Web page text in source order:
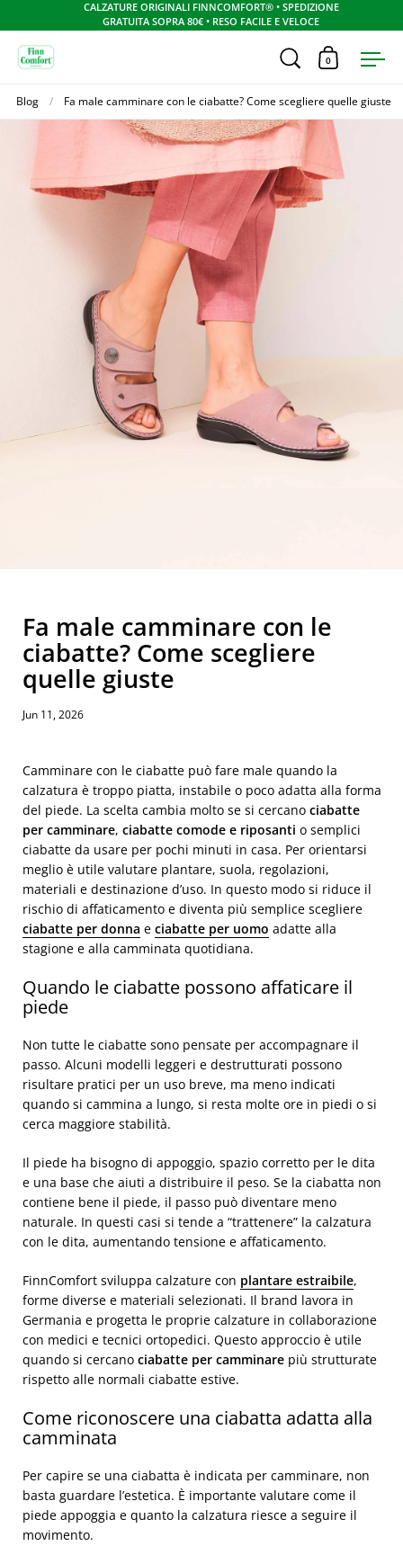
Skip to content
CALZATURE ORIGINALI FINNCOMFORT® • SPEDIZIONE
GRATUITA SOPRA 80€ • RESO FACILE E VELOCE
Apri ricerca
Apri
0
Blog / Fa male camminare con le ciabatte? Come scegliere quelle giuste
Fa male camminare con le
ciabatte? Come scegliere
quelle giuste
Jun 11, 2026
Camminare con le ciabatte può fare male quando la
calzatura è troppo piatta, instabile o poco adatta alla forma
del piede. La scelta cambia molto se si cercano ciabatte
per camminare, ciabatte comode e riposanti o semplici
ciabatte da usare per pochi minuti in casa. Per orientarsi
meglio è utile valutare plantare, suola, regolazioni,
materiali e destinazione d’uso. In questo modo si riduce il
rischio di affaticamento e diventa più semplice scegliere
ciabatte per donna e ciabatte per uomo adatte alla
stagione e alla camminata quotidiana.
Quando le ciabatte possono affaticare il
piede
Non tutte le ciabatte sono pensate per accompagnare il
passo. Alcuni modelli leggeri e destrutturati possono
risultare pratici per un uso breve, ma meno indicati
quando si cammina a lungo, si resta molte ore in piedi o si
cerca maggiore stabilità.
Il piede ha bisogno di appoggio, spazio corretto per le dita
e una base che aiuti a distribuire il peso. Se la ciabatta non
contiene bene il piede, il passo può diventare meno
naturale. In questi casi si tende a “trattenere” la calzatura
con le dita, aumentando tensione e affaticamento.
FinnComfort sviluppa calzature con plantare estraibile,
forme diverse e materiali selezionati. Il brand lavora in
Germania e progetta le proprie calzature in collaborazione
con medici e tecnici ortopedici. Questo approccio è utile
quando si cercano ciabatte per camminare più strutturate
rispetto alle normali ciabatte estive.
Come riconoscere una ciabatta adatta alla
camminata
Per capire se una ciabatta è indicata per camminare, non
basta guardare l’estetica. È importante valutare come il
piede appoggia e quanto la calzatura riesce a seguire il
movimento.